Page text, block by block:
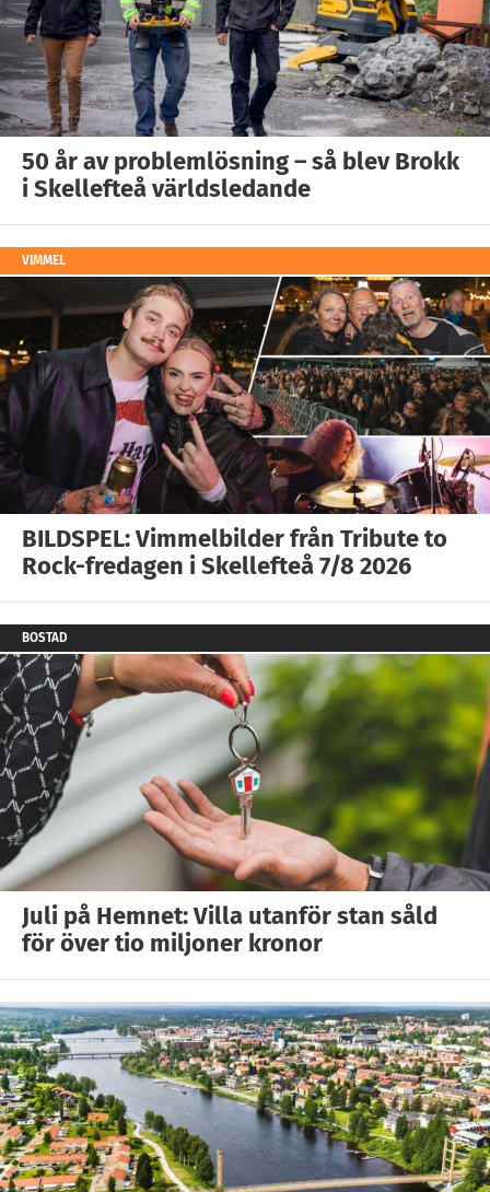
50 år av problemlösning – så blev Brokk
i Skellefteå världsledande
VIMMEL
BILDSPEL: Vimmelbilder från Tribute to
Rock-fredagen i Skellefteå 7/8 2026
BOSTAD
Juli på Hemnet: Villa utanför stan såld
för över tio miljoner kronor